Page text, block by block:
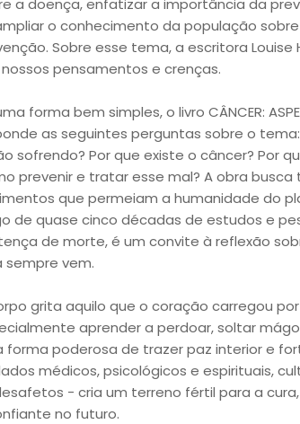
a doença, enfatizar a importância da
o conhecimento da população
Sobre esse tema, a escritora
pensamentos e crenças.
forma bem simples, o livro CÂNCER:
as seguintes perguntas sobre o
sofrendo? Por que existe o câncer? Por
prevenir e tratar esse mal? A obra
que permeiam a humanidade do
de quase cinco décadas de estudos e
de morte, é um convite à reflexão
sempre vem.
grita aquilo que o coração carregou
aprender a perdoar, soltar
forma poderosa de trazer paz interior e
médicos, psicológicos e espirituais,
- cria um terreno fértil para a
no futuro.